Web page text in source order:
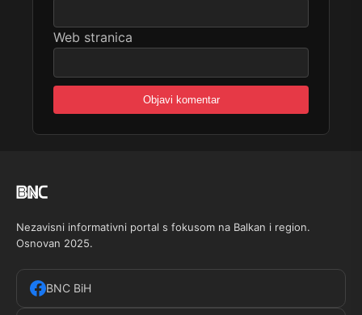
Web stranica
Nezavisni informativni portal s fokusom na Balkan i region.
Osnovan 2025.
BNC BiH